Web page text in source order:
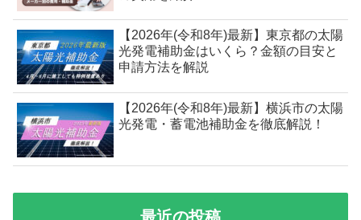
【2026年(令和8年)最新】東京都の太陽
光発電補助金はいくら？金額の目安と
申請方法を解説
【2026年(令和8年)最新】横浜市の太陽
光発電・蓄電池補助金を徹底解説！